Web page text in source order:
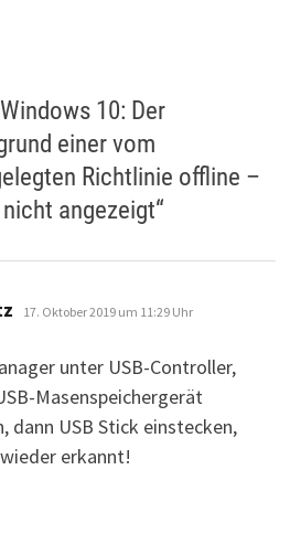
Windows 10: Der
einer vom
Richtlinie offline –
angezeigt“
sagt:
17. Oktober 2019 um 11:29 Uhr
unter USB-Controller,
Masenspeichergerät
dann USB Stick einstecken,
erkannt!